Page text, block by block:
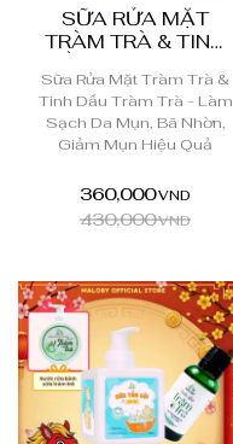
SỮA RỬA MẶT
TRÀM TRÀ & TINH
Sữa Rửa Mặt Tràm Trà &
Tinh Dầu Tràm Trà - Làm
Sạch Da Mụn, Bã Nhờn,
Giảm Mụn Hiệu Quả
360,000VND
430,000VND